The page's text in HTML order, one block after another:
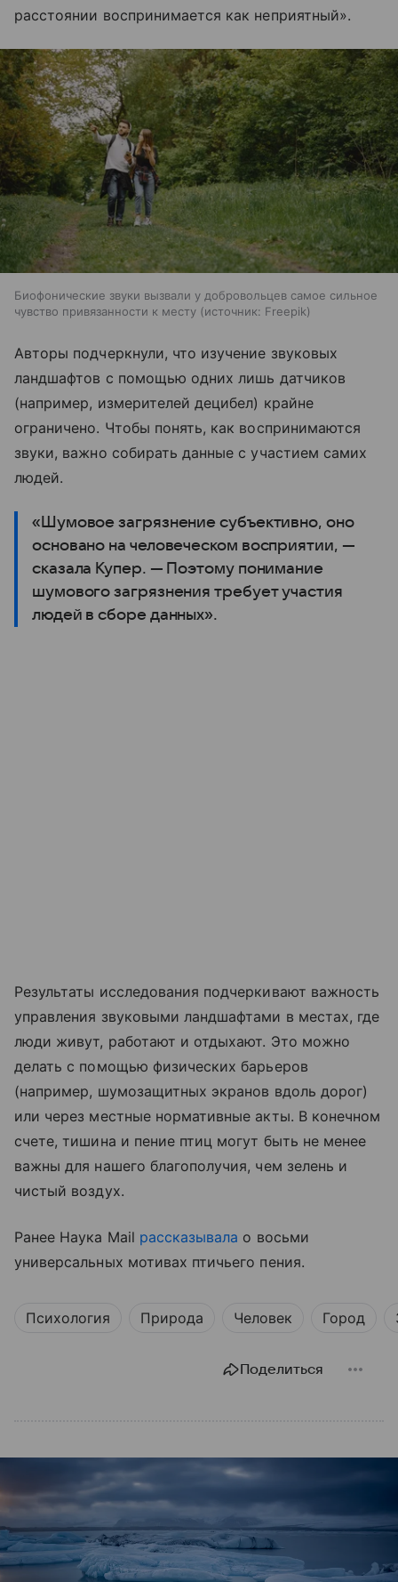
расстоянии воспринимается как неприятный».
Биофонические звуки вызвали у добровольцев самое сильное
чувство привязанности к месту
источник: Freepik
Авторы подчеркнули, что изучение звуковых
ландшафтов с помощью одних лишь датчиков
(например, измерителей децибел) крайне
ограничено. Чтобы понять, как воспринимаются
звуки, важно собирать данные с участием самих
людей.
«Шумовое загрязнение субъективно, оно
основано на человеческом восприятии, —
сказала Купер. — Поэтому понимание
шумового загрязнения требует участия
людей в сборе данных».
Результаты исследования подчеркивают важность
управления звуковыми ландшафтами в местах, где
люди живут, работают и отдыхают. Это можно
делать с помощью физических барьеров
(например, шумозащитных экранов вдоль дорог)
или через местные нормативные акты. В конечном
счете, тишина и пение птиц могут быть не менее
важны для нашего благополучия, чем зелень и
чистый воздух.
Ранее Наука Mail рассказывала о восьми
универсальных мотивах птичьего пения.
Психология Природа Человек Город
Поделиться